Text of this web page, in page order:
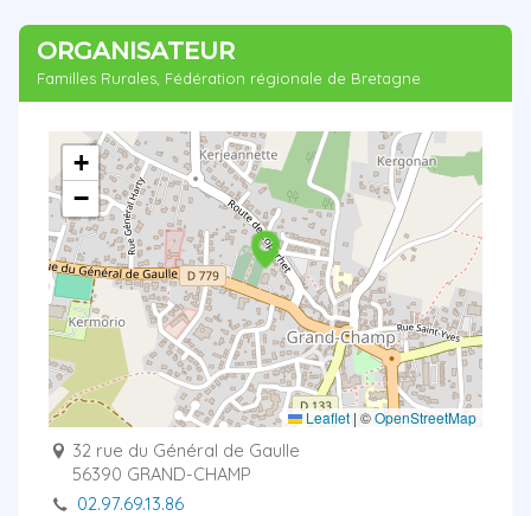
ORGANISATEUR
Familles Rurales, Fédération régionale de Bretagne
+
−
Leaflet | ©OpenStreetMap
32 rue du Général de Gaulle
56390 GRAND-CHAMP
02.97.69.13.86